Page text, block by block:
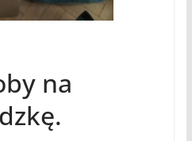
na